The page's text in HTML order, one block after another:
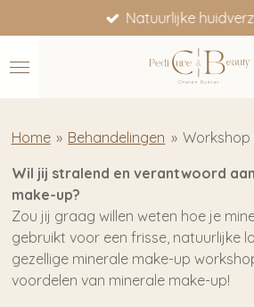
direct
naar
Natuurlijke
Home » Behandelingen » Workshop
Wil jij stralend en verantwoord
make-up?
Zou jij graag willen weten hoe je
gebruikt voor een frisse, natuurlijke
gezellige minerale make-up
voordelen van minerale make-up!